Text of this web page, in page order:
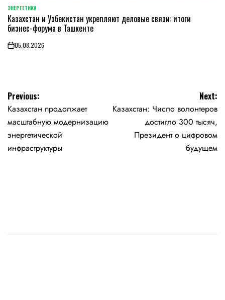
POSTED
IN
ЭНЕРГЕТИКА
Казахстан и Узбекистан укрепляют деловые связи: итоги
бизнес-форума в Ташкенте
on05.08.2026
Навигация
по
записям
Previous:
Казахстан продолжает
масштабную модернизацию
энергетической
инфраструктуры
Next:
Казахстан: Число волонтеров
достигло 300 тысяч,
Президент о цифровом
будущем